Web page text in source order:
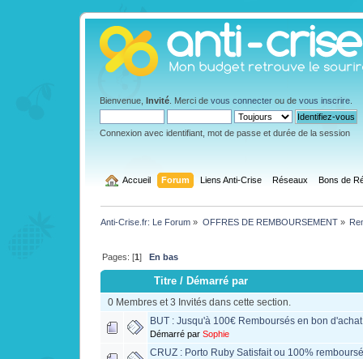
Bienvenue, Invité . Merci de vous connecter ou de vous inscrire
Connexion avec identifiant, mot de passe et durée de la session
Accueil Forum Liens Anti-Crise Réseaux Bons de
Anti-Crise.fr: Le Forum » OFFRES DE REMBOURSEMENT»
Pages: [1]En bas
Titre /Démarré par
0 Membres et 3 Invités dans cette section.
BUT : Jusqu'à 100€ Remboursés en bon
Démarré par Sophie
CRUZ : Porto Ruby Satisfait ou 100%